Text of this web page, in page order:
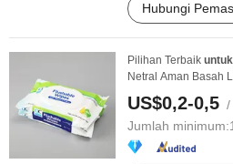
Hubungi
Pilihan Terbaik untuk
Netral Aman Basah
US$0,2-0,5 /
Jumlah minimum: